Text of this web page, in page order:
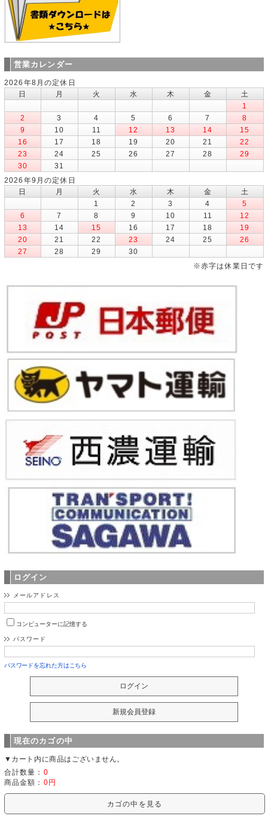
営業カレンダー
2026年8月の定休日
日
月 火 水 木 金
土
1
2
3 4 5 6 7
8
9
10 11 12 13 14
15
16
17 18 19 20 21
22
23
24 25 26 27 28
29
30
31
2026年9月の定休日
日
月 火 水 木 金
土
1
2 3 4
5
6
7 8 9 10 11
12
13
14 15 16 17 18
19
20
21 22 23 24 25
26
27
28 29
30
※赤字は休業日です
ログイン
メールアドレス
コンピューターに記憶する
パスワード
パスワードを忘れた方はこちら
現在のカゴの中
▼カート内に商品はございません。
合計数量： 0
商品金額： 0円
カゴの中を見る